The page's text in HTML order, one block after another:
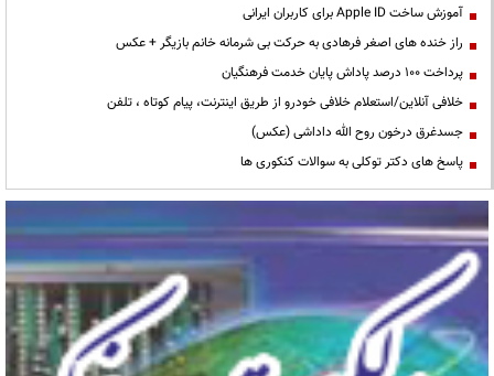
آموزش ساخت Apple ID برای کاربران ایرانی
راز خنده های اصغر فرهادی به حرکت بی شرمانه خانم بازیگر + عکس
پرداخت ۱۰۰ درصد پاداش پایان خدمت فرهنگیان
خلافی آنلاین/استعلام خلافی خودرو از طریق اینترنت، پیام کوتاه ، تلفن
جسدغرق درخون روح الله داداشی (عکس)
پاسخ های دکتر توکلی به سوالات کنکوری ها